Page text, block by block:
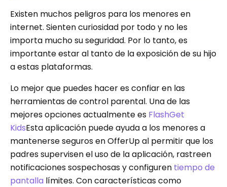
Existen muchos peligros para los menores en
internet. Sienten curiosidad por todo y no les
importa mucho su seguridad. Por lo tanto, es
importante estar al tanto de la exposición de su hijo
a estas plataformas.
Lo mejor que puedes hacer es confiar en las
herramientas de control parental. Una de las
mejores opciones actualmente es FlashGet
KidsEsta aplicación puede ayuda a los menores a
mantenerse seguros en OfferUp al permitir que los
padres supervisen el uso de la aplicación, rastreen
notificaciones sospechosas y configuren tiempo de
pantalla límites. Con características como